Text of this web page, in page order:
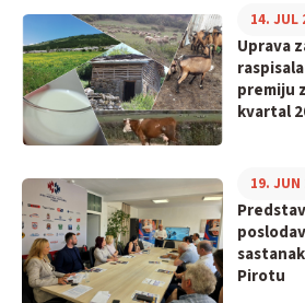
Uprava
premiju
kvartal
14. JUL
Pirotu
19. JUN